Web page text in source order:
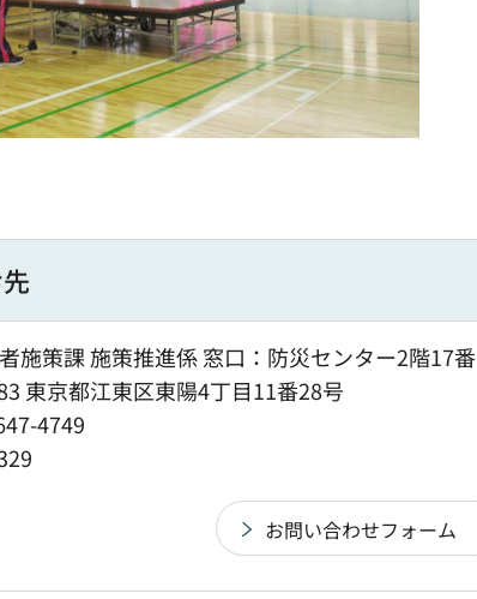
施策課 施策推進係 窓口：防災センター2階17番
東京都江東区東陽4丁目11番28号
4749